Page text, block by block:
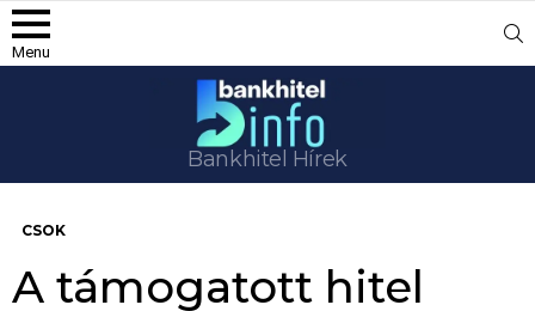
Menu
Bankhitel Hírek
CSOK
A támogatott hitel